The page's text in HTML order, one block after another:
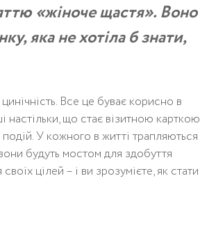
«жіноче щастя». Воно
яка не хотіла б знати,
цинічність. Все це буває корисно в
настільки, що стає візитною карткою
У кожного в житті трапляються
будуть мостом для здобуття
цілей – і ви зрозумієте, як стати